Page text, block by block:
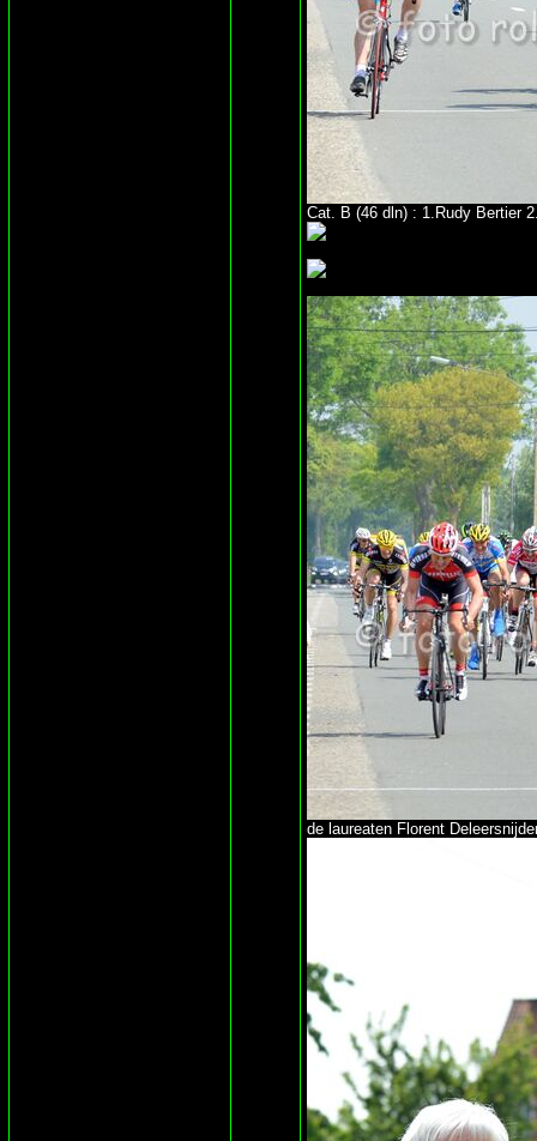
Cat. B (46 dln) : 1.Rudy Bertier
de laureaten Florent